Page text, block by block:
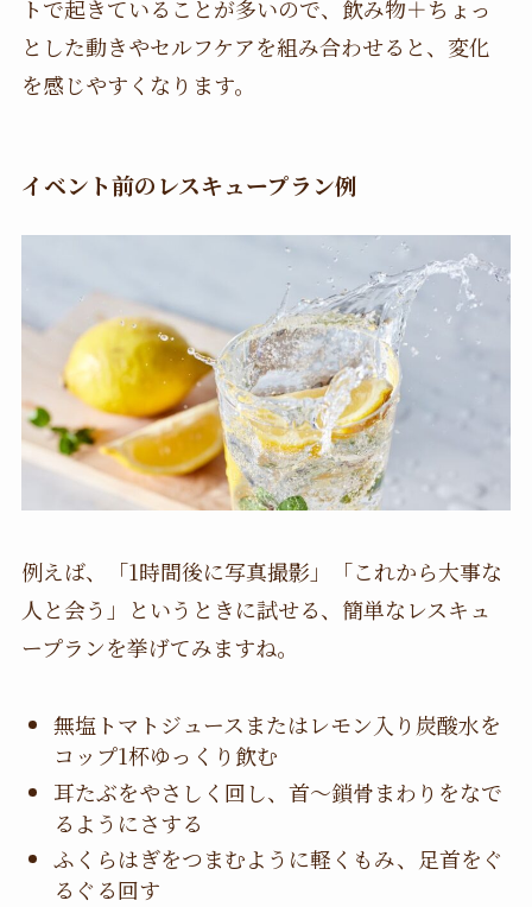
トで起きていることが多いので、飲み物＋ちょっ
とした動きやセルフケアを組み合わせると、変化
を感じやすくなります。
イベント前のレスキュープラン例
例えば、「1時間後に写真撮影」「これから大事な
人と会う」というときに試せる、簡単なレスキュ
ープランを挙げてみますね。
無塩トマトジュースまたはレモン入り炭酸水を
コップ1杯ゆっくり飲む
耳たぶをやさしく回し、首〜鎖骨まわりをなで
るようにさする
ふくらはぎをつまむように軽くもみ、足首をぐ
るぐる回す